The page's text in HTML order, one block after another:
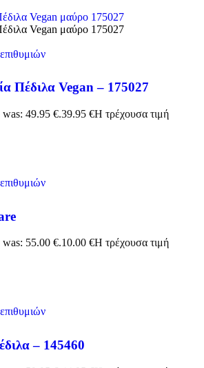
Πέδιλα Vegan – 175027
49.95 €.39.95 €Η τρέχουσα τιμή
55.00 €.10.00 €Η τρέχουσα τιμή
– 145460